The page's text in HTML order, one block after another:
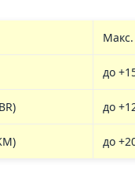
Макс.
до
до
до